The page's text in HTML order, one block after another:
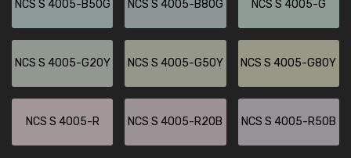
NCS S 4005-B50G NCS S 4005-B80G NCS S 4005-G
NCS S 4005-G20Y NCS S 4005-G50Y NCS S 4005-G80Y
NCS S 4005-R NCS S 4005-R20B NCS S 4005-R50B